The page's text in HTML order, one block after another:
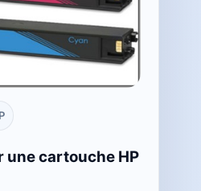
une cartouche HP